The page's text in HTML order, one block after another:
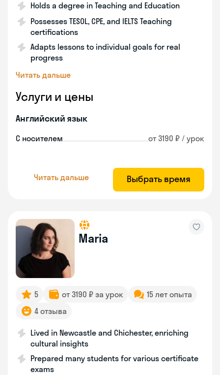
Holds a degree in Teaching and Education
Possesses TESOL, CPE, and IELTS Teaching
certifications
Adapts lessons to individual goals for real
progress
Читать дальше
Услуги и цены
Английский язык
С носителем от 3190 ₽ / урок
Читать дальше Выбрать время
Maria
5 от 3190 ₽ за урок
15 лет опыта
4 отзыва
Lived in Newcastle and Chichester, enriching
cultural insights
Prepared many students for various certificate
exams